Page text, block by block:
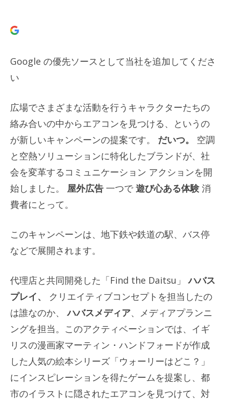
Google の優先ソースとして当社を追加してくださ
い
広場でさまざまな活動を行うキャラクターたちの
絡み合いの中からエアコンを見つける、というの
が新しいキャンペーンの提案です。 だいつ。
空調
と空熱ソリューションに特化したブランドが、社
会を変革するコミュニケーション アクションを開
始しました。 屋外広告 一つで遊び心ある体験 消
費者にとって。
このキャンペーンは、地下鉄や鉄道の駅、バス停
などで展開されます。
代理店と共同開発した「Find the Daitsu」ハバス
プレイ、
クリエイティブコンセプトを担当したの
は誰なのか、
ハバスメディア、メディアプランニ
ングを担当。このアクティベーションでは、イギ
リスの漫画家マーティン・ハンドフォードが作成
した人気の絵本シリーズ「ウォーリーはどこ？」
にインスピレーションを得たゲームを提案し、都
市のイラストに隠されたエアコンを見つけて、対